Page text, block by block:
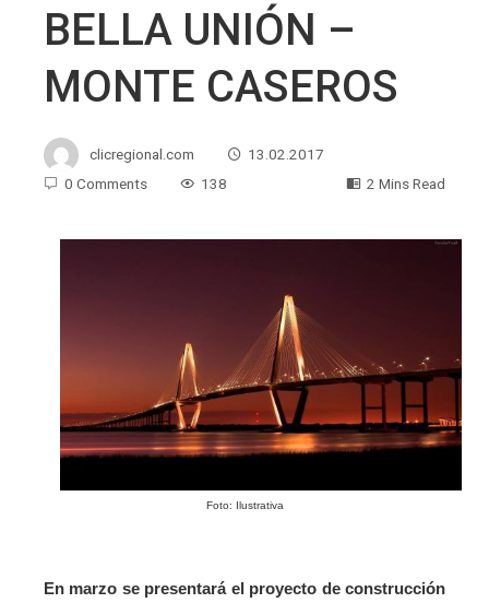
BELLA UNIÓN –
MONTE CASEROS
clicregional.com
13.02.2017
0 Comments
138 2 Mins Read
Foto: Ilustrativa
En marzo se presentará el proyecto de construcción